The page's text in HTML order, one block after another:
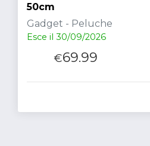
50cm
Gadget - Peluche
Esce il 30/09/2026
€69.99